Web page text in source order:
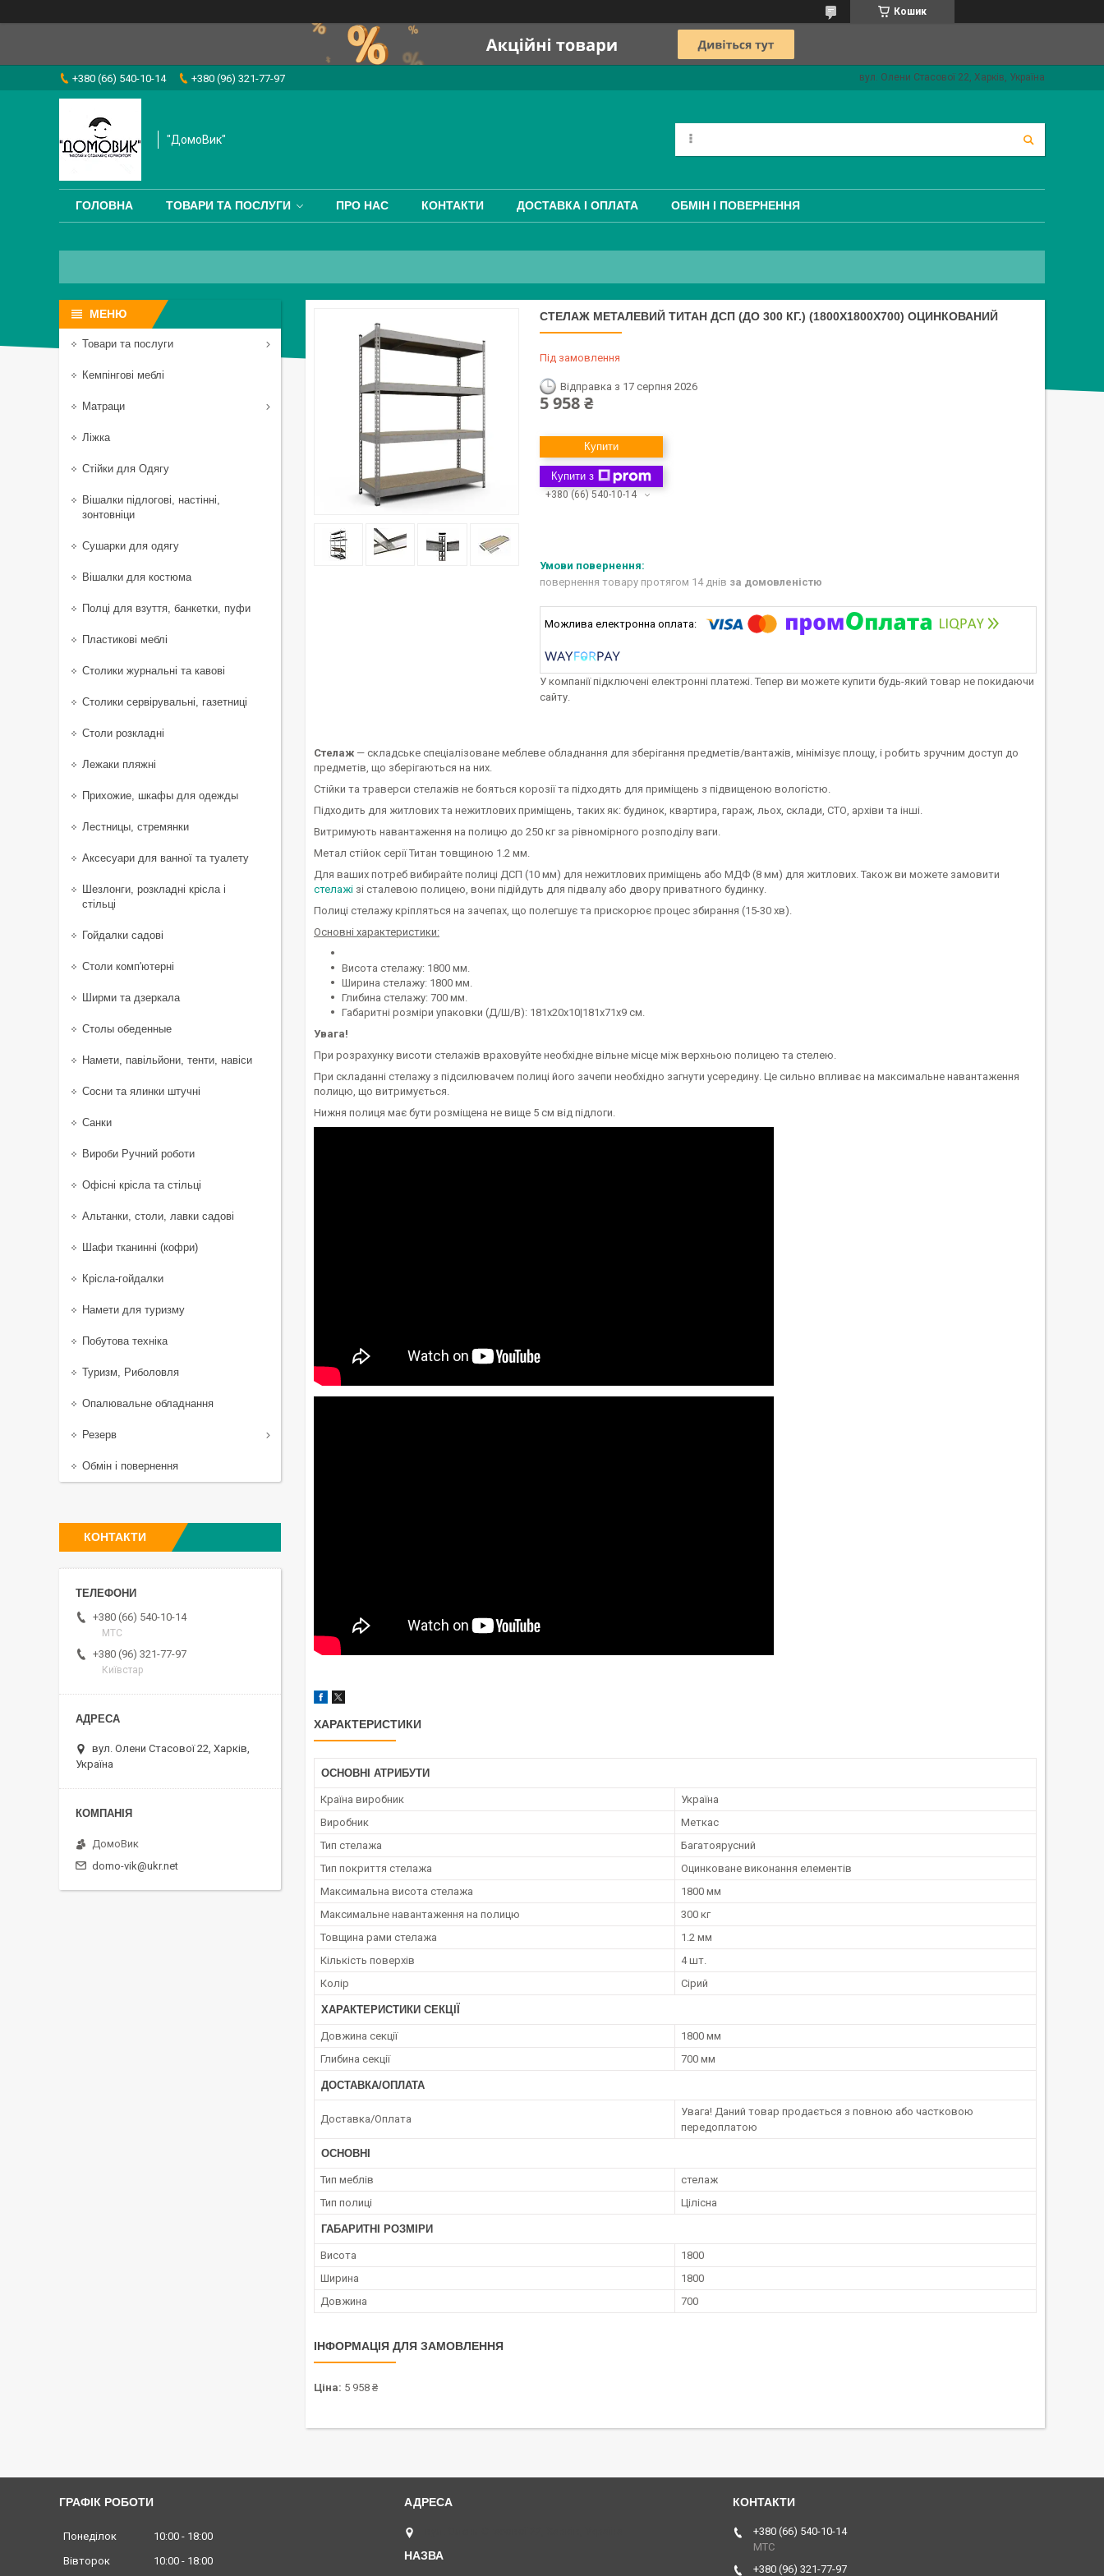
Кошик
+380 (66) 540-10-14 +380 (96) 321-77-97 вул. Олени Стасової 22, Харків, Україна
"ДомоВик"
ГОЛОВНА ТОВАРИ ТА ПОСЛУГИ ПРО НАС КОНТАКТИ ДОСТАВКА І ОПЛАТА ОБМІН І ПОВЕРНЕННЯ
СТЕЛАЖ МЕТАЛЕВИЙ ТИТАН ДСП (ДО 300 КГ.) (1800Х1800Х700) ОЦИНКОВАНИЙ
Під замовлення
Відправка з 17 серпня 2026
5 958 ₴
Купити
Купити з
+380 (66) 540-10-14
повернення товару протягом 14 днів за домовленістю
У компанії підключені електронні платежі. Тепер ви можете купити будь-який товар не покидаючи
сайту.
Стелаж — складське спеціалізоване меблеве обладнання для зберігання предметів/вантажів, мінімізує площу, і робить зручним доступ до
предметів, що зберігаються на них.
Стійки та траверси стелажів не бояться корозії та підходять для приміщень з підвищеною вологістю.
Підходить для житлових та нежитлових приміщень, таких як: будинок, квартира, гараж, льох, склади, СТО, архіви та інші.
Витримують навантаження на полицю до 250 кг за рівномірного розподілу ваги.
Метал стійок серії Титан товщиною 1.2 мм.
Для ваших потреб вибирайте полиці ДСП (10 мм) для нежитлових приміщень або МДФ (8 мм) для житлових. Також ви можете замовити
стелажі зі сталевою полицею, вони підійдуть для підвалу або двору приватного будинку.
Полиці стелажу кріпляться на зачепах, що полегшує та прискорює процес збирання (15-30 хв).
Основні характеристики:
Висота стелажу: 1800 мм.
Ширина стелажу: 1800 мм.
Глибина стелажу: 700 мм.
Габаритні розміри упаковки (Д/Ш/В): 181х20х10|181х71х9 см.
Увага!
При розрахунку висоти стелажів враховуйте необхідне вільне місце між верхньою полицею та стелею.
При складанні стелажу з підсилювачем полиці його зачепи необхідно загнути усередину. Це сильно впливає на максимальне навантаження
полицю, що витримується.
Нижня полиця має бути розміщена не вище 5 см від підлоги.
ХАРАКТЕРИСТИКИ
ОСНОВНІ АТРИБУТИ
Країна виробник
Україна
Виробник
Меткас
Тип стелажа
Багатоярусний
Тип покриття стелажа
Оцинковане виконання елементів
Максимальна висота стелажа
1800 мм
Максимальне навантаження на полицю
300 кг
Товщина рами стелажа
1.2 мм
Кількість поверхів
4 шт.
Колір
Сірий
ХАРАКТЕРИСТИКИ СЕКЦІЇ
Довжина секції
1800 мм
Глибина секції
700 мм
ДОСТАВКА/ОПЛАТА
Доставка/Оплата
Увага! Даний товар продається з повною або частковою
передоплатою
ОСНОВНІ
Тип меблів
стелаж
Тип полиці
Цілісна
ГАБАРИТНІ РОЗМІРИ
Висота
1800
Ширина
1800
Довжина
700
ІНФОРМАЦІЯ ДЛЯ ЗАМОВЛЕННЯ
Ціна: 5 958 ₴
Товари та послуги
Кемпінгові меблі
Матраци
Ліжка
Стійки для Одягу
Вішалки підлогові, настінні,
зонтовніци
Сушарки для одягу
Вішалки для костюма
Полці для взуття, банкетки, пуфи
Пластикові меблі
Столики журнальні та кавові
Столики сервірувальні, газетниці
Столи розкладні
Лежаки пляжні
Прихожие, шкафы для одежды
Лестницы, стремянки
Аксесуари для ванної та туалету
Шезлонги, розкладні крісла і
стільці
Гойдалки садові
Столи комп'ютерні
Ширми та дзеркала
Столы обеденные
Намети, павільйони, тенти, навіси
Сосни та ялинки штучні
Санки
Вироби Ручний роботи
Офісні крісла та стільці
Альтанки, столи, лавки садові
Шафи тканинні (кофри)
Крісла-гойдалки
Намети для туризму
Побутова техніка
Туризм, Риболовля
Опалювальне обладнання
Резерв
Обмін і повернення
КОНТАКТИ
+380 (66) 540-10-14
МТС
+380 (96) 321-77-97
Київстар
вул. Олени Стасової 22, Харків,
Україна
ДомоВик
domo-vik@ukr.net
ГРАФІК РОБОТИ
Понеділок 10:00
18:00
Вівторок
10:00 18:00
+380 (66) 540-10-14
МТС
+380 (96) 321-77-97